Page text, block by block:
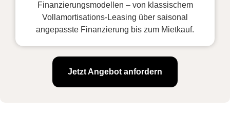
Finanzierungsmodellen – von klassischem
Vollamortisations-Leasing über saisonal
angepasste Finanzierung bis zum Mietkauf.
Jetzt Angebot anfordern